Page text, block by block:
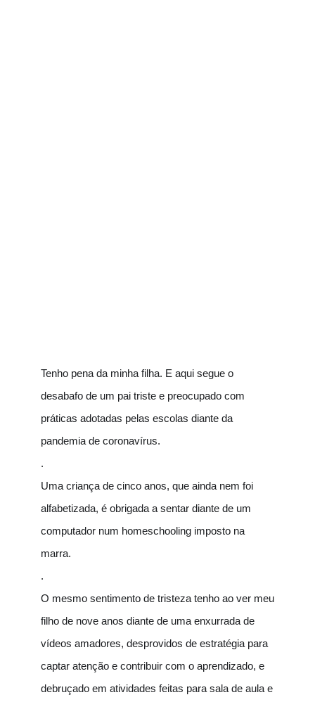
Tenho pena da minha filha. E aqui segue o
desabafo de um pai triste e preocupado com
práticas adotadas pelas escolas diante da
pandemia de coronavírus.
.
Uma criança de cinco anos, que ainda nem foi
alfabetizada, é obrigada a sentar diante de um
computador num homeschooling imposto na
marra.
.
O mesmo sentimento de tristeza tenho ao ver meu
filho de nove anos diante de uma enxurrada de
vídeos amadores, desprovidos de estratégia para
captar atenção e contribuir com o aprendizado, e
debruçado em atividades feitas para sala de aula e